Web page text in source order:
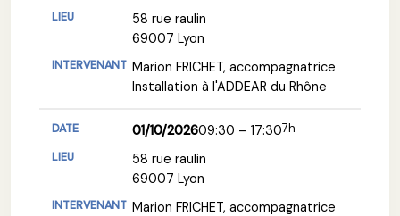
58 rue raulin
69007 Lyon
Marion FRICHET, accompagnatrice
Installation à l'ADDEAR du Rhône
01/10/202609:30 – 17:307h
58 rue raulin
69007 Lyon
Marion FRICHET, accompagnatrice